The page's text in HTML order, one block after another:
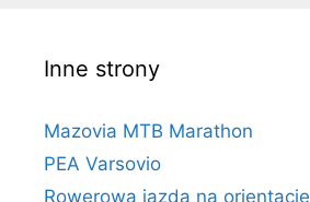
Inne strony
Mazovia MTB Marathon
PEA Varsovio
Rowerowa jazda na orientację